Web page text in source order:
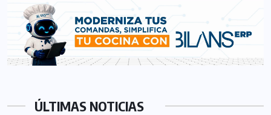
ÚLTIMAS NOTICIAS